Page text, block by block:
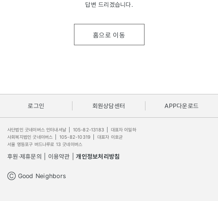
답변 드리겠습니다.
홈으로 이동
로그인 회원상담센터 APP다운로드
사단법인 굿네이버스 인터내셔날 105-82-13183
대표자 이일하
사회복지법인 굿네이버스
105-82-10319
대표자 이호균
서울 영등포구 버드나루로 13 굿네이버스
후원·제휴문의 이용약관 개인정보처리방침
Ⓒ Good Neighbors